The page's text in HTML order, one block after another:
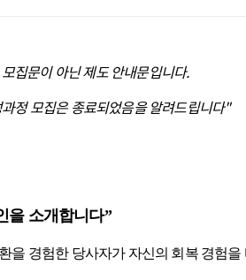
집문이 아닌 제도 안내문입니다.
정 모집은 종료되었음을 알려드립니다"
을 소개합니다”
을 경험한 당사자가 자신의 회복 경험